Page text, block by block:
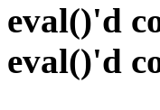
eval()'d
eval()'d